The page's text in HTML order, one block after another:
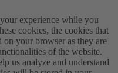
experience while you
cookies, the cookies that
on your browser as they are
of the website.
us analyze and understand